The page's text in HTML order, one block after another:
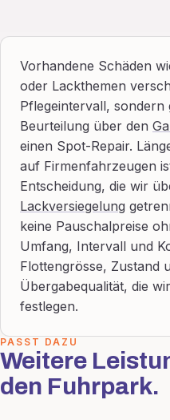
Vorhandene Schäden
oder Lackthemen
Pflegeintervall, sondern
Beurteilung über den
einen Spot-Repair.
auf Firmenfahrzeugen
Entscheidung, die wir
Lackversiegelung
keine Pauschalpreise
Umfang, Intervall und
Flottengrösse, Zustand
Übergabequalität, die
festlegen.
PASST DAZU
Weitere
den Fuhrpark.